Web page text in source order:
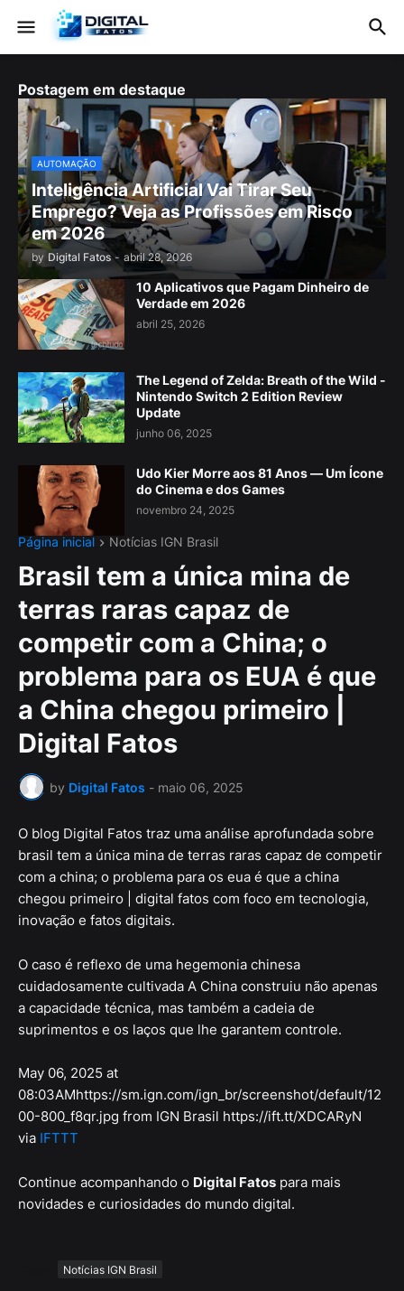
Postagem em destaque
AUTOMAÇÃO
Inteligência Artificial Vai Tirar Seu
Emprego? Veja as Profissões em Risco
em 2026
by Digital Fatos - abril 28, 2026
10 Aplicativos que Pagam Dinheiro de
Verdade em 2026
abril 25, 2026
The Legend of Zelda: Breath of the Wild -
Nintendo Switch 2 Edition Review
Update
junho 06, 2025
Udo Kier Morre aos 81 Anos — Um Ícone
do Cinema e dos Games
novembro 24, 2025
Página inicial Notícias IGN Brasil
Brasil tem a única mina de
terras raras capaz de
competir com a China; o
problema para os EUA é que
a China chegou primeiro |
Digital Fatos
by Digital Fatos - maio 06, 2025
O blog Digital Fatos traz uma análise aprofundada sobre
brasil tem a única mina de terras raras capaz de competir
com a china; o problema para os eua é que a china
chegou primeiro | digital fatos com foco em tecnologia,
inovação e fatos digitais.
O caso é reflexo de uma hegemonia chinesa
cuidadosamente cultivada A China construiu não apenas
a capacidade técnica, mas também a cadeia de
suprimentos e os laços que lhe garantem controle.
May 06, 2025 at
08:03AMhttps://sm.ign.com/ign_br/screenshot/default/12
00-800_f8qr.jpg from IGN Brasil https://ift.tt/XDCARyN
via IFTTT
Continue acompanhando o Digital Fatos para mais
novidades e curiosidades do mundo digital.
Notícias IGN Brasil